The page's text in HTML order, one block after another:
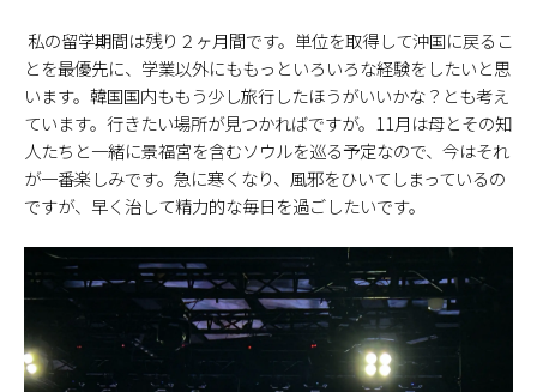
私の留学期間は残り２ヶ月間です。単位を取得して沖国に戻るこ
とを最優先に、学業以外にももっといろいろな経験をしたいと思
います。韓国国内ももう少し旅行したほうがいいかな？とも考え
ています。行きたい場所が見つかればですが。11月は母とその知
人たちと一緒に景福宮を含むソウルを巡る予定なので、今はそれ
が一番楽しみです。急に寒くなり、風邪をひいてしまっているの
ですが、早く治して精力的な毎日を過ごしたいです。